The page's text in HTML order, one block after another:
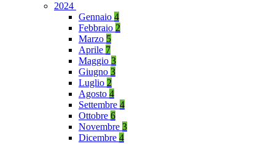
2024
Gennaio 4
Febbraio 2
Marzo 5
Aprile 7
Maggio 3
Giugno 3
Luglio 2
Agosto 4
Settembre 4
Ottobre 6
Novembre 3
Dicembre 4